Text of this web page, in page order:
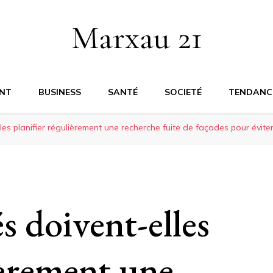
Marxau 21
BUSINESS SANTÉ SOCIETÉ
planifier régulièrement une recherche fuite de façades pour
doivent-elles